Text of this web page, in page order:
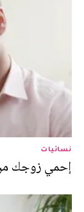
نسائيات
إحمي زوجك من